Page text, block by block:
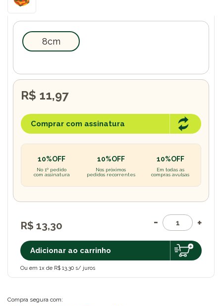
8cm
R$ 13,30
Adicionar ao carrinho
Ou em 1x de R$ 13,30 s/ juros
R$ 11,97
Comprar com assinatura
10%OFF
No 1º pedido
com assinatura
10%OFF
Nos próximos
pedidos recorrentes
10%OFF
Em todas as
compras avulsas
Compra segura com: